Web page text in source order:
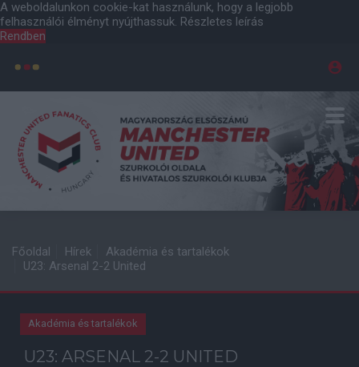
A weboldalunkon cookie-kat használunk, hogy a legjobb
felhasználói élményt nyújthassuk. Részletes leírás
Rendben
Főoldal Hírek
Akadémia és tartalékok
U23: Arsenal 2-2 United
Akadémia és tartalékok
U23: ARSENAL 2-2 UNITED